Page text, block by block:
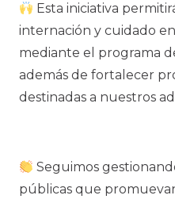
Esta iniciativa
internación y cuidado
mediante el programa
además de fortalecer
destinadas a nuestros
Seguimos
públicas que